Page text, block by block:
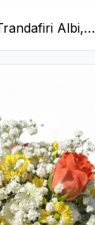
Albi,
Crem